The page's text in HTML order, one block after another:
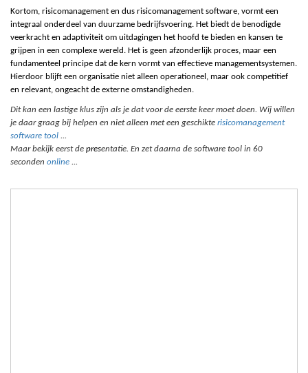
Kortom, risicomanagement en dus risicomanagement software, vormt een
integraal onderdeel van duurzame bedrijfsvoering. Het biedt de benodigde
veerkracht en adaptiviteit om uitdagingen het hoofd te bieden en kansen te
grijpen in een complexe wereld. Het is geen afzonderlijk proces, maar een
fundamenteel principe dat de kern vormt van effectieve managementsystemen.
Hierdoor blijft een organisatie niet alleen operationeel, maar ook competitief
en relevant, ongeacht de externe omstandigheden.
Dit kan een lastige klus zijn als je dat voor de eerste keer moet doen. Wij willen
je daar graag bij helpen en niet alleen met een geschikte risicomanagement
software tool ...
Maar bekijk eerst de presentatie. En zet daarna de software tool in 60
seconden online ...